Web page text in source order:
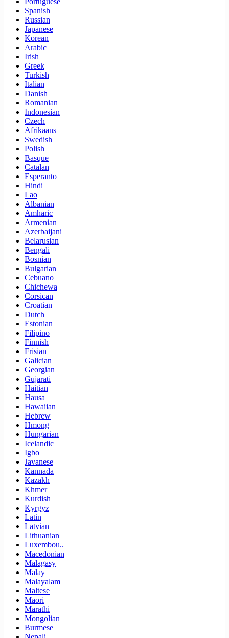
Spanish
Russian
Japanese
Korean
Arabic
Irish
Greek
Turkish
Italian
Danish
Romanian
Indonesian
Czech
Afrikaans
Swedish
Polish
Basque
Catalan
Esperanto
Hindi
Lao
Albanian
Amharic
Armenian
Azerbaijani
Belarusian
Bengali
Bosnian
Bulgarian
Cebuano
Chichewa
Corsican
Croatian
Dutch
Estonian
Filipino
Finnish
Frisian
Galician
Georgian
Gujarati
Haitian
Hausa
Hawaiian
Hebrew
Hmong
Hungarian
Icelandic
Igbo
Javanese
Kannada
Kazakh
Khmer
Kurdish
Kyrgyz
Latin
Latvian
Lithuanian
Luxembou..
Macedonian
Malagasy
Malay
Malayalam
Maltese
Maori
Marathi
Mongolian
Burmese